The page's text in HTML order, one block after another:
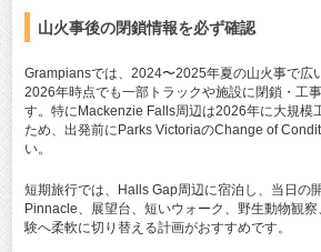
山火事後の閉鎖情報を必ず確認
Grampiansでは、2024〜2025年夏の山火事で広
2026年時点でも一部トラックや施設に閉鎖・工
す。特にMackenzie Falls周辺は2026年に大規模
ため、出発前にParks VictoriaのChange of
い。
短期旅行では、Halls Gap周辺に宿泊し、当日の
Pinnacle、展望台、短いウォーク、野生動物観
験へ柔軟に切り替える計画がおすすめです。